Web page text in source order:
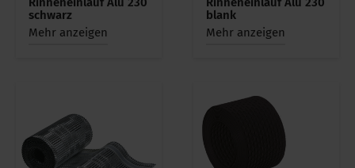
schwarz
Mehr anzeigen
blank
Mehr anzeigen